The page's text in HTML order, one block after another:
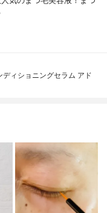
ィショニングセラム アド